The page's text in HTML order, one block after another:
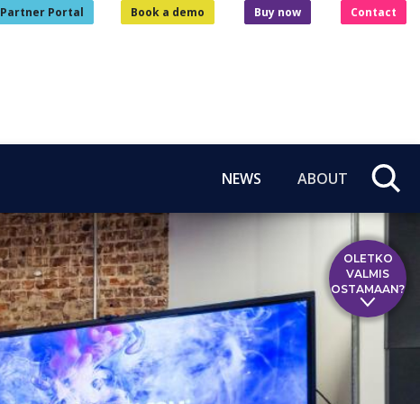
Partner Portal Book a demo Buy now Contact
NEWS ABOUT
OLETKO
VALMIS
OSTAMAAN?